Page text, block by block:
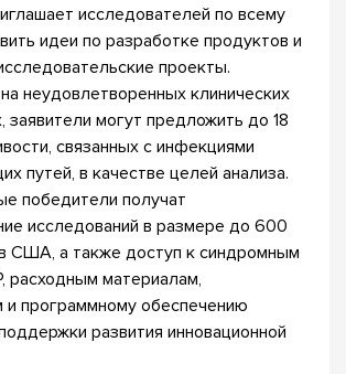
исследователей по всему
идеи по разработке продуктов и
проекты.
неудовлетворенных клинических
заявители могут предложить до 18
связанных с инфекциями
путей, в качестве целей анализа.
победители получат
исследований в размере до 600
США, а также доступ к синдромным
расходным материалам,
и программному обеспечению
развития инновационной